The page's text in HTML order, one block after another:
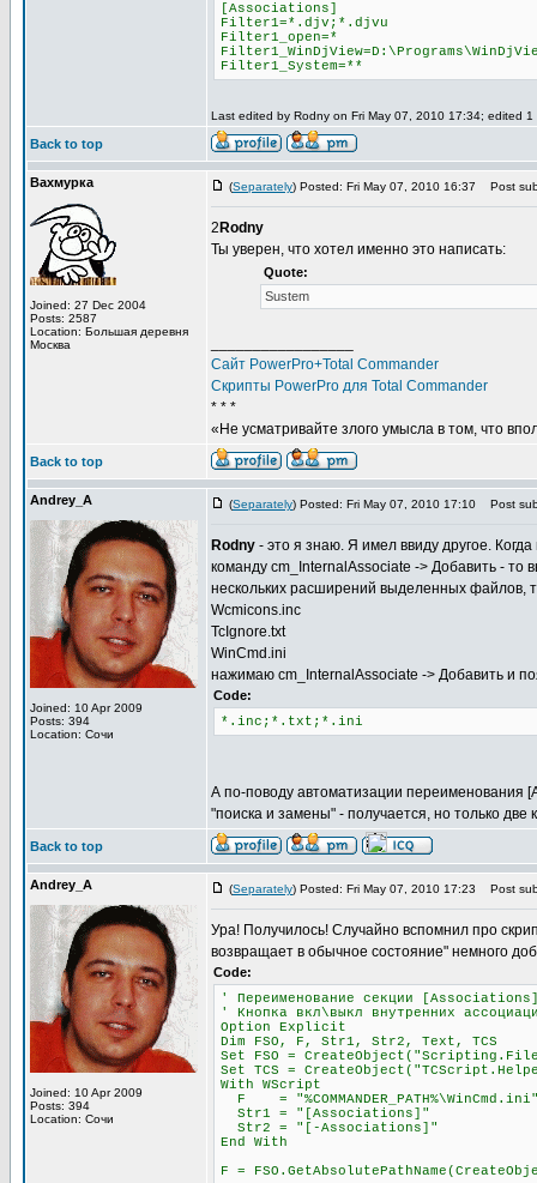
[Associations]
Filter1=*.djv;*.djvu
Filter1_open=*
Filter1_System=**
Last edited by Rodny on Fri May 07, 2010 17:34; edited 1
Back to top
Вахмурка
Joined: 27 Dec 2004
Posts: 2587
Location: Большая деревня
Москва
(Separately) Posted: Fri May 07, 2010 16:37 Post
2 Rodny
Ты уверен, что хотел именно это написать:
Quote:
Sustem
Сайт PowerPro+Total Commander
Скрипты PowerPro для Total Commander
* * *
«Не усматривайте злого умысла в том, что
Back to top
Andrey_A
Joined: 10 Apr 2009
Posts: 394
Location: Сочи
(Separately) Posted: Fri May 07, 2010 17:10 Post
Rodny - это я знаю. Я имел ввиду другое.
команду cm_InternalAssociate -> Добавить -
нескольких расширений выделенных файлов,
Wcmicons.inc
TcIgnore.txt
WinCmd.ini
нажимаю cm_InternalAssociate -> Добавить и
Code:
*.inс;*.txt;*.ini
А по-поводу автоматизации переименования
"поиска и замены" - получается, но только две
Back to top
Andrey_A
Joined: 10 Apr 2009
Posts: 394
Location: Сочи
(Separately) Posted: Fri May 07, 2010 17:23 Post
Ура! Получилось! Случайно вспомнил про
возвращает в обычное состояние" немного
Code:
' Переименование секции
' Кнопка вкл\выкл внутренних
Option Explicit
Dim FSO, F, Str1, Str2, Text, TCS
Set FSO =
Set TCS =
With WScript
F =
Str1 = "[Associations]"
Str2 = "[-Associations]"
End With
F =